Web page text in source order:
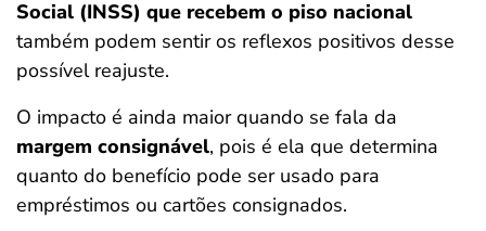
Social (INSS) que recebem o piso nacional
também podem sentir os reflexos positivos desse
possível reajuste.
O impacto é ainda maior quando se fala da
margem consignável, pois é ela que determina
quanto do benefício pode ser usado para
empréstimos ou cartões consignados.